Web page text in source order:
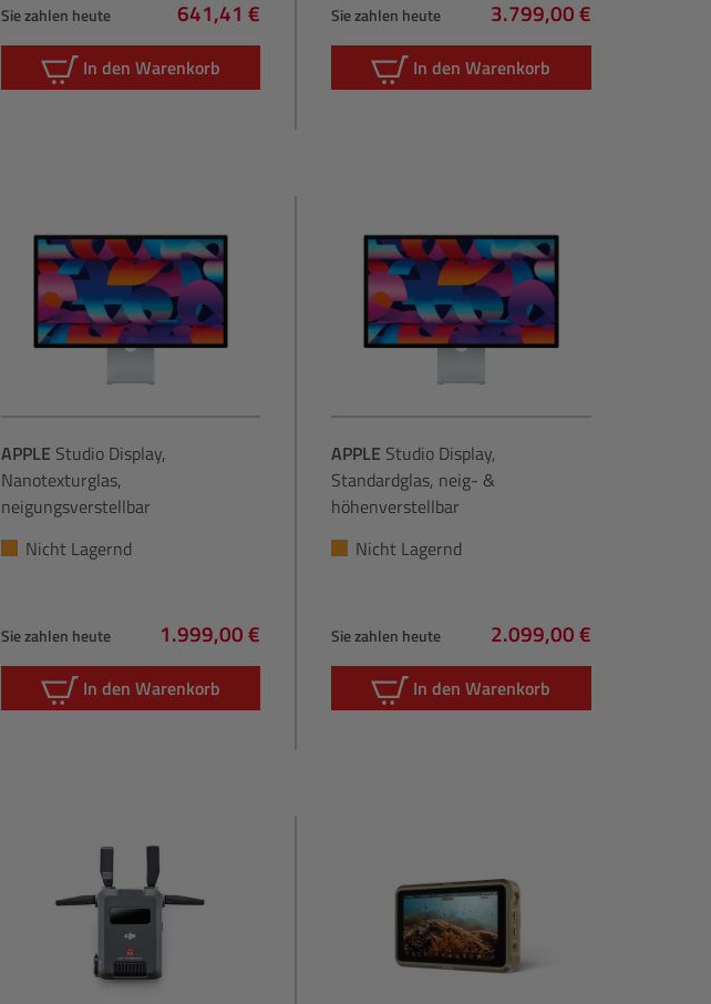
Sie zahlen heute
Regulärer Preis:
641,41 €
In den Warenkorb
Sie zahlen heute
Regulärer Preis:
3.799,00 €
In den Warenkorb
APPLE Studio Display,
Nanotexturglas,
neigungsverstellbar
Nicht Lagernd
Sie zahlen heute
Regulärer Preis:
1.999,00 €
In den Warenkorb
APPLE Studio Display,
Standardglas, neig- &
höhenverstellbar
Nicht Lagernd
Sie zahlen heute
Regulärer Preis:
2.099,00 €
In den Warenkorb